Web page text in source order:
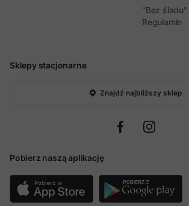
Sklepy stacjonarne
Znajdź najbliższy sklep
Pobierz naszą aplikację
"Bez
Regulamin